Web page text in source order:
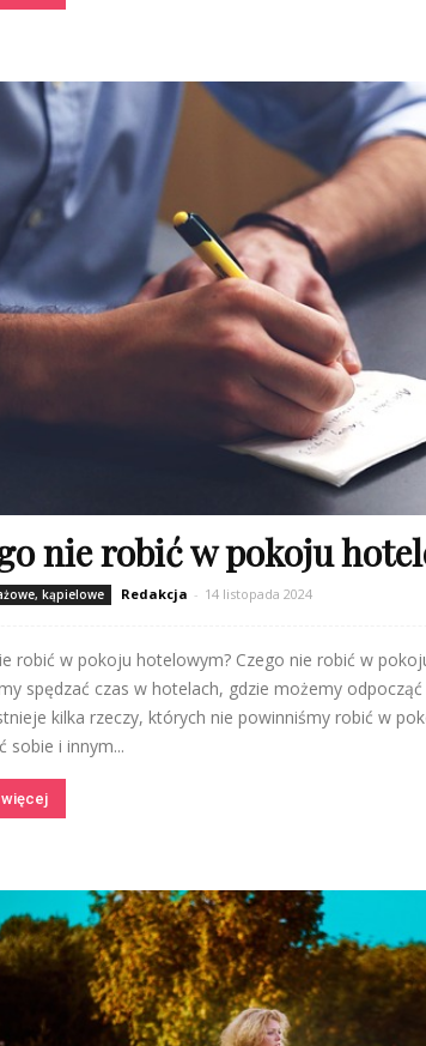
nie robić w pokoju
kąpielowe Redakcja - 14 listopada 2024
robić w pokoju hotelowym? Czego nie robić w
spędzać czas w hotelach, gdzie możemy odpocząć
kilka rzeczy, których nie powinniśmy robić w
sobie i innym...